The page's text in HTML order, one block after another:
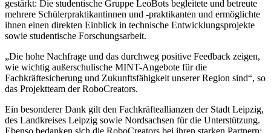
gestärkt: Die studentische Gruppe LeoBots begleitete und betreute
mehrere Schülerpraktikantinnen und -praktikanten und ermöglichte
ihnen einen direkten Einblick in technische Entwicklungsprojekte
sowie studentische Forschungsarbeit.
„Die hohe Nachfrage und das durchweg positive Feedback zeigen,
wie wichtig außerschulische MINT-Angebote für die
Fachkräftesicherung und Zukunftsfähigkeit unserer Region sind“, so
das Projektteam der RoboCreators.
Ein besonderer Dank gilt den Fachkräfteallianzen der Stadt Leipzig,
des Landkreises Leipzig sowie Nordsachsen für die Unterstützung.